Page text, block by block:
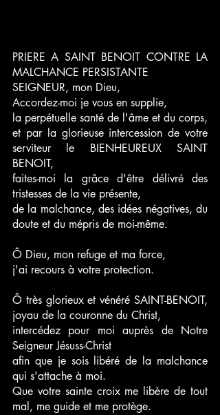
PRIERE A SAINT BENOIT CONTRE LA
MALCHANCE PERSISTANTE
SEIGNEUR, mon Dieu,
Accordez-moi je vous en supplie,
et par la glorieuse intercession de votre
serviteur le BIENHEUREUX SAINT
BENOIT,
faites-moi la grâce d'être délivré des
tristesses de la vie présente,
de la malchance, des idées négatives, du
doute et du mépris de moi-même.
Ô Dieu, mon refuge et ma force,
j'ai recours à votre protection.
Ô très glorieux et vénéré SAINT-BENOIT,
joyau de la couronne du Christ,
intercédez pour moi auprès de Notre
Seigneur Jésuss-Christ
afin que je sois libéré de la malchance
qui s'attache à moi.
Que votre sainte croix me libère de tout
mal, me guide et me protège.